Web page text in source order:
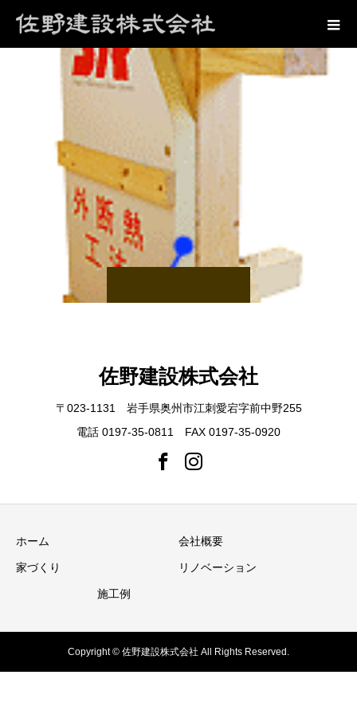
佐野建設株式会社
〒023-1131 岩手県奥州市江刺愛宕字前中野255
電話 0197-35-0811 FAX 0197-35-0920
ホーム 会社概要
家づくり リノベーション
施工例
Copyright © 佐野建設株式会社 All Rights Reserved.